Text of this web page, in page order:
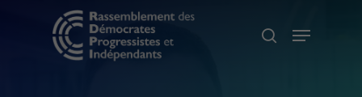
search
Menu